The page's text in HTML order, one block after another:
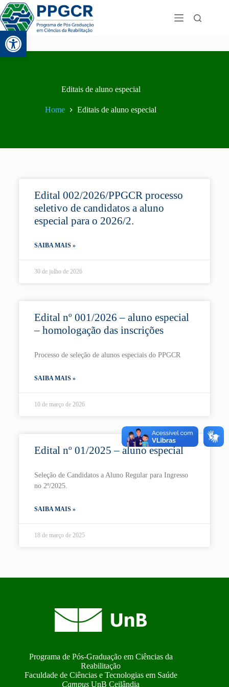
Abrir a barra de ferramentas
Editais de aluno especial
Home Editais de aluno especial
Edital 002/2026/PPGCR processo
seletivo de candidatos a aluno
especial para o 2026/2.
SAIBA MAIS »
30 de julho de 2026
Edital nº 001/2026 – aluno especial
– homologação das inscrições
Processo de seleção de alunos especiais do PPGCR
SAIBA MAIS »
10 de março de 2026
Edital nº 01/2025 – aluno especial
Seleção de Candidatos a Aluno Regular para Ingresso
no 2º/2025.
SAIBA MAIS »
18 de março de 2025
Programa de Pós-Graduação em Ciências da
Reabilitação
Faculdade de Ciências e Tecnologias em Saúde
Campus UnB Ceilândia